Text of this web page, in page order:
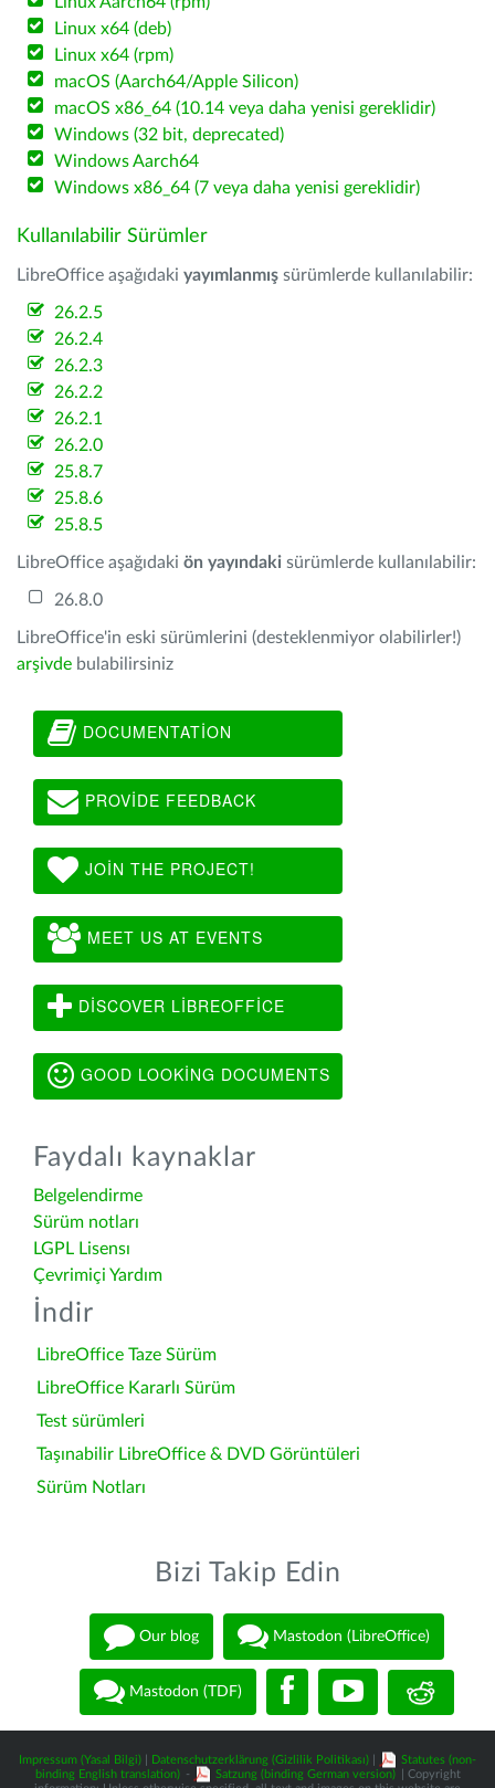
Linux x64 (deb)
Linux x64 (rpm)
macOS (Aarch64/Apple Silicon)
macOS x86_64 (10.14 veya daha yenisi gereklidir)
Windows (32 bit, deprecated)
Windows Aarch64
Windows x86_64 (7 veya daha yenisi gereklidir)
Kullanılabilir Sürümler
LibreOffice aşağıdaki yayımlanmış sürümlerde kullanılabilir:
26.2.5
26.2.4
26.2.3
26.2.2
26.2.1
26.2.0
25.8.7
25.8.6
25.8.5
LibreOffice aşağıdaki ön yayındaki sürümlerde kullanılabilir:
26.8.0
LibreOffice'in eski sürümlerini (desteklenmiyor olabilirler!)
arşivde bulabilirsiniz
DOCUMENTATION
PROVIDE FEEDBACK
JOIN THE PROJECT!
MEET US AT EVENTS
DISCOVER LIBREOFFICE
GOOD LOOKING DOCUMENTS
Faydalı kaynaklar
Belgelendirme
Sürüm notları
LGPL Lisensı
Çevrimiçi Yardım
İndir
LibreOffice Taze Sürüm
LibreOffice Kararlı Sürüm
Test sürümleri
Taşınabilir LibreOffice & DVD Görüntüleri
Sürüm Notları
Bizi Takip Edin
Our blog Mastodon (LibreOffice)
Mastodon (TDF)
Impressum (Yasal Bilgi) Datenschutzerklärung (Gizlilik Politikası)
Statutes (non-
binding English translation) - Satzung (binding German version)
| Copyright